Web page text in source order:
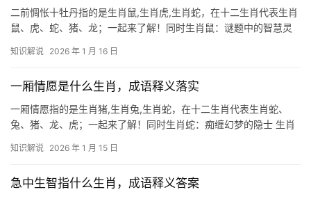
二前惆怅十牡丹指的是生肖鼠,生肖虎,生肖蛇，在十二生肖代表生肖
鼠、虎、蛇、猪、龙；一起来了解！同时生肖鼠：谜题中的智慧灵
“鼠”字的上半部分“臼”，“十牡丹”暗指“鼠”下半部分的“十”笔画。生肖
知识解说 2026 年 1 月 16 日
一厢情愿是什么生肖，成语释义落实
一厢情愿指的是生肖猪,生肖兔,生肖蛇，在十二生肖代表生肖蛇、
兔、猪、龙、虎；一起来了解！同时生肖蛇：痴缠幻梦的隐士 生肖
千年修行，成语“画蛇添足”恰映其性——部分蛇年出生者常因过度追
知识解说 2026 年 1 月 15 日
急中生智指什么生肖，成语释义答案